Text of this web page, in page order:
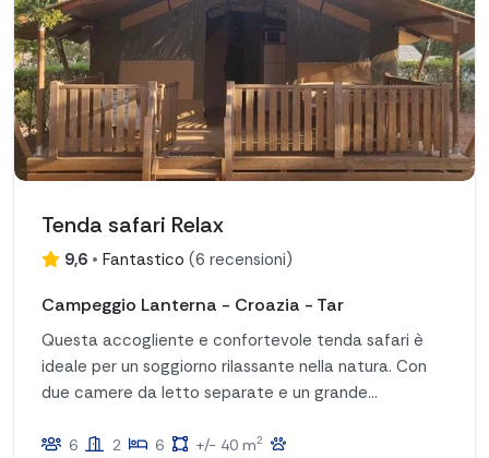
Tenda safari Relax
9,6 • Fantastico (6 recensioni)
Campeggio Lanterna - Croazia - Tar
Questa accogliente e confortevole tenda safari è
ideale per un soggiorno rilassante nella natura. Con
due camere da letto separate e un grande
sonno e rinfrescarvi nelle giornate calde. La tenda è
6 2 6 +/- 40 m2